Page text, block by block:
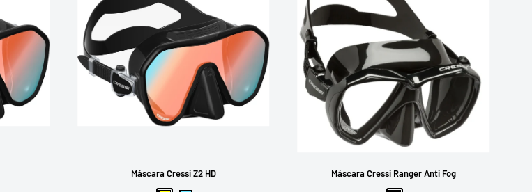
Máscara Cressi Z2 HD Máscara Cressi Ranger Anti Fog